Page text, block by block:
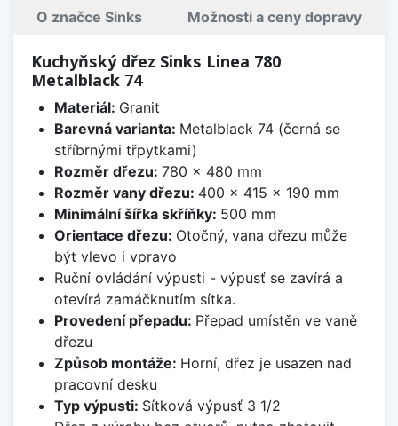
O značce Sinks Možnosti a ceny dopravy
Kuchyňský dřez Sinks Linea 780
Metalblack 74
Materiál: Granit
Barevná varianta: Metalblack 74 (černá se
stříbrnými třpytkami)
Rozměr dřezu: 780 x 480 mm
Rozměr vany dřezu: 400 x 415 x 190 mm
Minimální šířka skříňky: 500 mm
Orientace dřezu: Otočný, vana dřezu může
být vlevo i vpravo
Ruční ovládání výpusti - výpusť se zavírá a
otevírá zamáčknutím sítka.
Provedení přepadu: Přepad umístěn ve vaně
dřezu
Způsob montáže: Horní, dřez je usazen nad
pracovní desku
Typ výpusti: Sítková výpusť 3 1/2